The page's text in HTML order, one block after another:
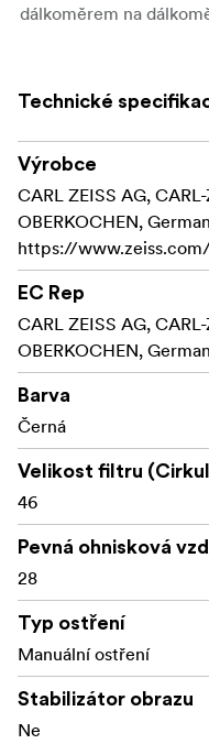
dálkoměrem na
fotografii a také se
nutností minimalizace
Technické informace:
Rozsah clony:
Zaostření nablízko:
Závit pro filtr:
Stínítko se
Technické
Výrobce
CARL ZEISS AG,
OBERKOCHEN,
https://
EC Rep
CARL ZEISS AG,
OBERKOCHEN,
Barva
Černá
Velikost filtru
46
Pevná ohnisková
28
Typ ostření
Manuální ostření
Stabilizátor obrazu
Ne